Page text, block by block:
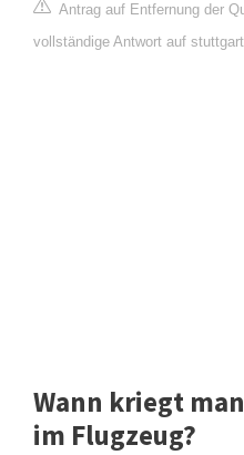
Antrag auf Entfernung der
vollständige Antwort auf
Wann kriegt
im Flugzeug?